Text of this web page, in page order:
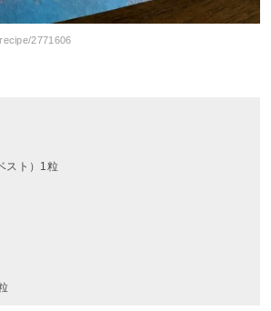
2771606
スト）1粒